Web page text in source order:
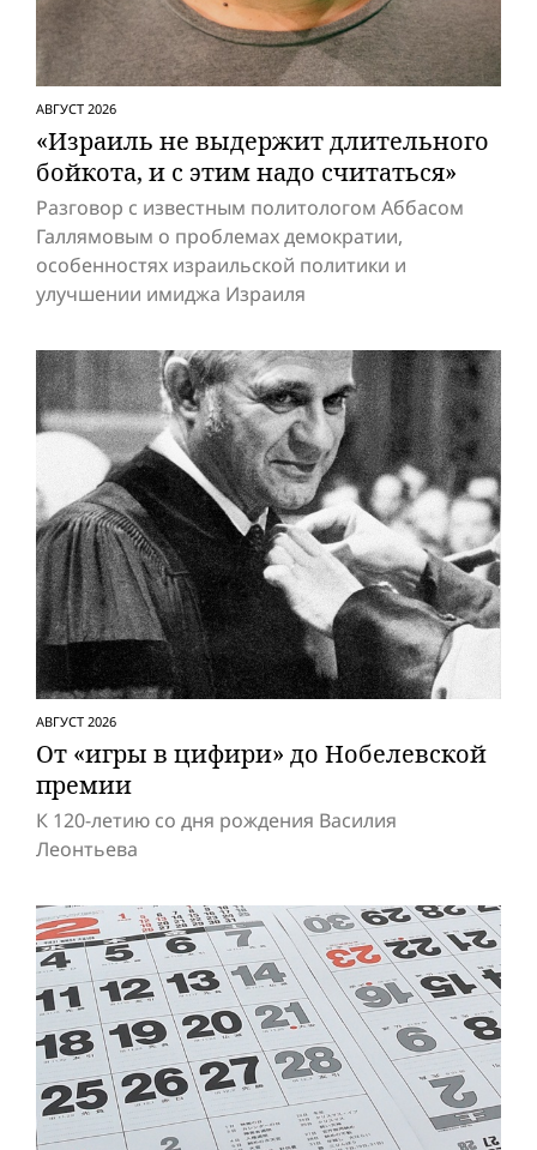
АВГУСТ 2026
«Израиль не выдержит длительного
бойкота, и с этим надо считаться»
Разговор с известным политологом Аббасом
Галлямовым о проблемах демократии,
особенностях израильской политики и
улучшении имиджа Израиля
АВГУСТ 2026
От «игры в цифири» до Нобелевской
премии
К 120-летию со дня рождения Василия
Леонтьева